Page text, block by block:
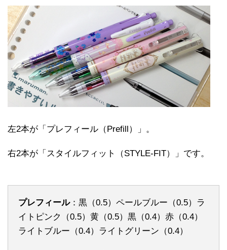
左2本が「プレフィール（Prefill）」。
右2本が「スタイルフィット（STYLE-FIT）」です。
プレフィール：黒（0.5）ペールブルー（0.5）ラ
イトピンク（0.5）黄（0.5）黒（0.4）赤（0.4）
ライトブルー（0.4）ライトグリーン（0.4）